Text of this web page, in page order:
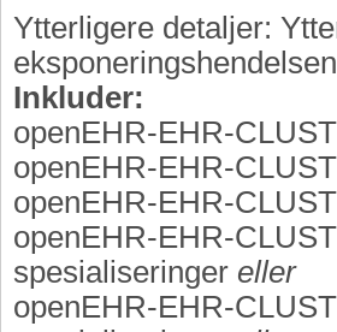
Ytterligere detaljer:
Inkluder:
openEHR-EHR-
openEHR-EHR-
openEHR-EHR-
openEHR-EHR-
spesialiseringer eller
openEHR-EHR-